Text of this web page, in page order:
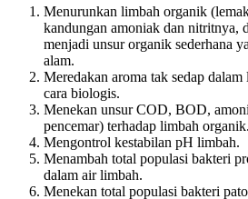
Menurunkan limbah organik
kandungan amoniak dan nitritnya,
menjadi unsur organik sederhana
alam.
Meredakan aroma tak sedap
cara biologis.
Menekan unsur COD, BOD,
pencemar) terhadap limbah organik.
Mengontrol kestabilan pH limbah.
Menambah total populasi bakteri
dalam air limbah.
Menekan total populasi bakteri